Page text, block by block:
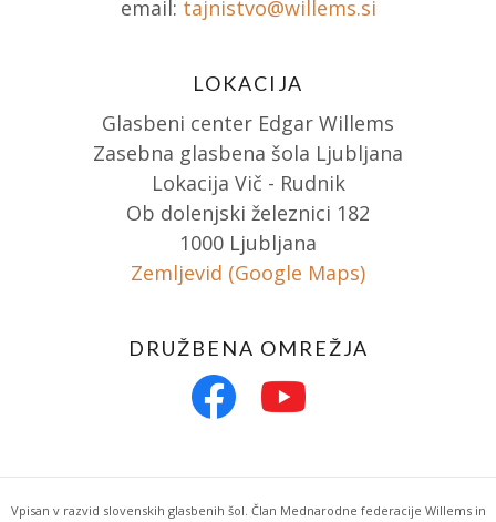
email: tajnistvo@willems.si
LOKACIJA
Glasbeni center Edgar Willems
Zasebna glasbena šola Ljubljana
Lokacija Vič - Rudnik
Ob dolenjski železnici 182
1000 Ljubljana
Zemljevid (Google Maps)
DRUŽBENA OMREŽJA
Vpisan v razvid slovenskih glasbenih šol. Član Mednarodne federacije Willems in